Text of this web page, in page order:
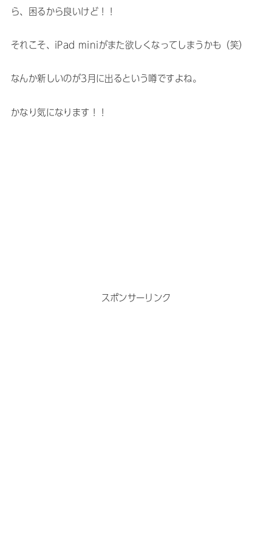
ら、困るから良いけど！！
それこそ、iPad miniがまた欲しくなってしまうかも（笑）
なんか新しいのが3月に出るという噂ですよね。
かなり気になります！！
スポンサーリンク